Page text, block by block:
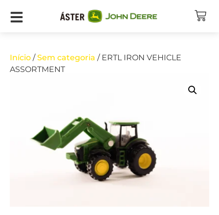
Início /Sem categoria / ERTL IRON VEHICLE
ASSORTMENT